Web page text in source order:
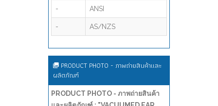
- ANSI
- AS/NZS
PRODUCT PHOTO - ภาพถ่ายสินค้าและ
ผลิตภัณฑ์
PRODUCT PHOTO - ภาพถ่ายสินค้า